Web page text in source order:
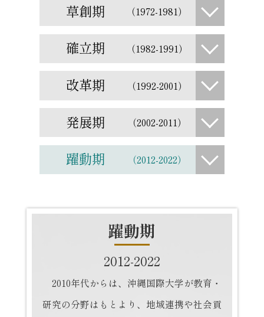
草創期
（1972-1981）
確立期 （1982-1991）
改革期 （1992-2001）
発展期 （2002-2011）
躍動期 （2012-2022）
躍動期
2012-2022
2010年代からは、沖縄国際大学が教育・
研究の分野はもとより、地域連携や社会貢